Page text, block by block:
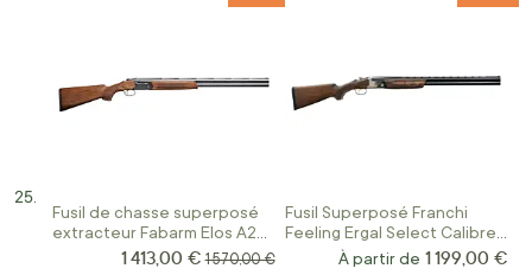
Fusil de chasse superposé
extracteur Fabarm Elos A2
Notte Field Acier Calibre 12
Prix Spécial
1 413,00 € Prix normal
1 570,00 €
Fusil Superposé Franchi
Feeling Ergal Select Calibre
À partir de 1 199,00 €